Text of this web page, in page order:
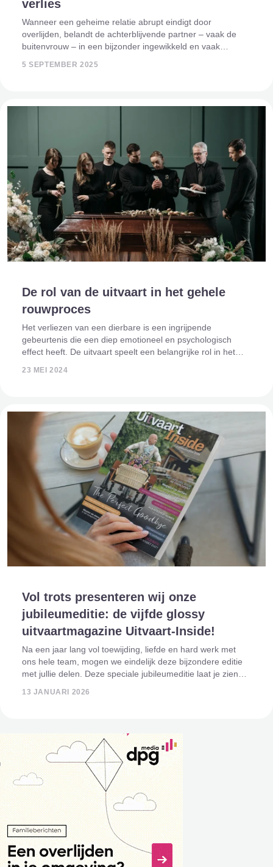
verlies
Wanneer een geheime relatie abrupt eindigt door
overlijden, belandt de achterblijvende partner – vaak de
buitenvrouw – in een bijzonder ingewikkeld en vaak
5 SEPTEMBER 2025
De rol van de uitvaart in het gehele
rouwproces
Het verliezen van een dierbare is een ingrijpende
gebeurtenis die een diep emotioneel en psychologisch
effect heeft. De uitvaart speelt een belangrijke rol in het
om afscheid te nemen en ste
23 MEI 2024
Vol trots presenteren wij onze
jubileumeditie: de vijfde glossy
uitvaartmagazine Uitvaart-Inside!
Na een jaar lang vol toewijding, liefde en hard werk met
ons hele team, mogen we eindelijk deze bijzondere editie
met jullie delen. Deze speciale jubileumeditie laat je zien
13 JANUARI 2026